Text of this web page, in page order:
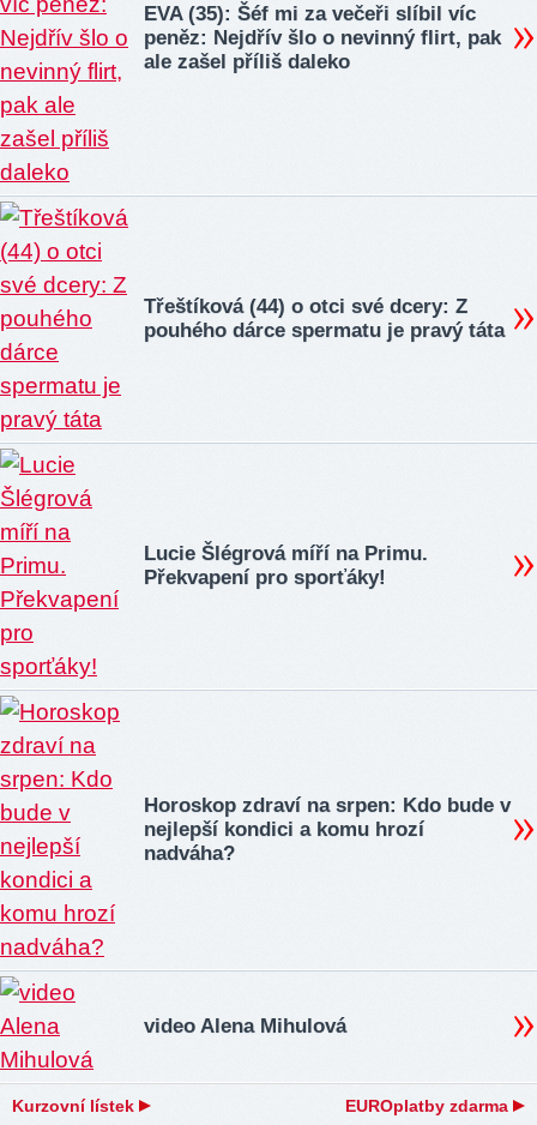
EVA (35): Šéf mi za večeři slíbil víc
peněz: Nejdřív šlo o nevinný flirt, pak
ale zašel příliš daleko
Třeštíková (44) o otci své dcery: Z
pouhého dárce spermatu je pravý táta
Lucie Šlégrová míří na Primu.
Překvapení pro sporťáky!
Horoskop zdraví na srpen: Kdo bude v
nejlepší kondici a komu hrozí
nadváha?
video Alena Mihulová
Kurzovní lístek EUROplatby zdarma